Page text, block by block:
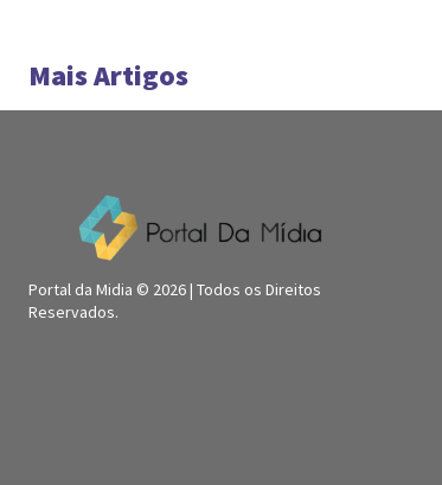
Mais Artigos
Portal da Midia © 2026 | Todos os Direitos
Reservados.